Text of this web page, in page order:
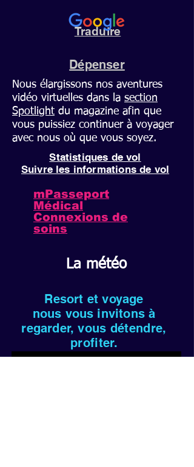
Traduire
Dépenser
Nous élargissons nos aventures
vidéo virtuelles dans la section
Spotlight du magazine afin que
vous puissiez continuer à voyager
avec nous où que vous soyez.
Statistiques de vol
Suivre les informations de vol
mPasseport
Médical
Connexions de
soins
La météo
Resort et voyage
nous vous invitons à
regarder, vous détendre,
profiter.